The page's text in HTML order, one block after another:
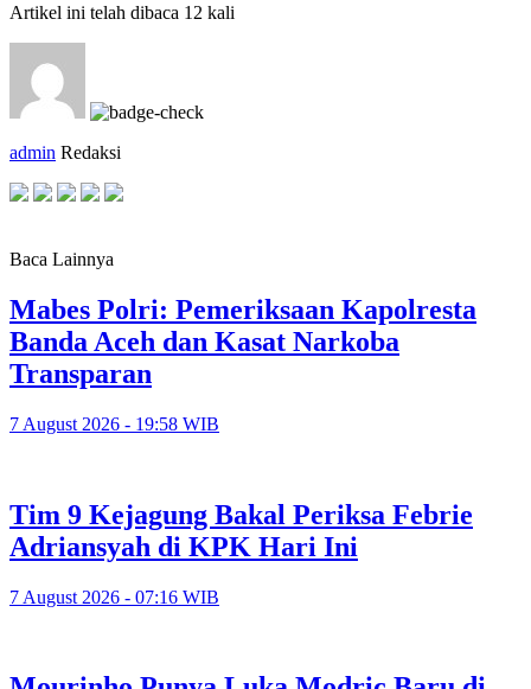
Artikel ini telah dibaca 12 kali
admin Redaksi
Baca Lainnya
Mabes Polri: Pemeriksaan Kapolresta
Banda Aceh dan Kasat Narkoba
Transparan
7 August 2026 - 19:58 WIB
Tim 9 Kejagung Bakal Periksa Febrie
Adriansyah di KPK Hari Ini
7 August 2026 - 07:16 WIB